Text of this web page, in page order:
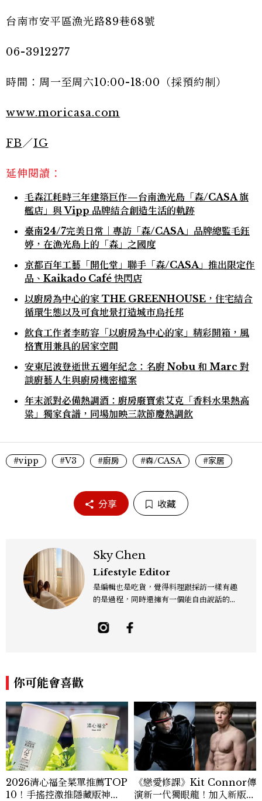
台南市安平區漁光路89巷68號
06-3912277
時間：周一至周六10:00-18:00（採預約制）
www.moricasa.com
FB／IG
延伸閱讀：
毛森江耗時三年建築巨作—台南漁光島「森/CASA 旗
艦店」與 Vipp 品牌結合創造生活的軌跡
臺南24/7完美日常｜專訪「森/CASA」品牌總監毛鈺
婷，在漁光島上的「森」之國度
京都百年工藝「開化堂」聯手「森/CASA」推出限定作
品、Kaikado Café 快閃店
以廚房為中心的家 THE GREENHOUSE，住宅結合
循環生態以及可食地景打造城市烏托邦
飲食工作者李昉容「以廚房為中心的家」精彩開箱，風
格實用兼具的居家空間
安東尼波登逝世五週年紀念：名廚 Nobu 和 Marc 對
談廚藝人生與廚房機密檔案
年末派對必備熱調酒：廚房廢寶索艾克「香料水果熱高
粱」獨家食譜，同場加映三款節慶熱調飲
#vipp #V3 #廚房 #森/CASA #家居
分享 收藏
Sky Chen
Lifestyle Editor
是編輯也是吃貨，覺得料理跟採訪一樣有趣
的是過程，同時還擁有一個能自由說話的地
誌與數位平台，主要企劃與撰寫美食、美
酒、設計與旅遊文化，作品有風格空間、主
你可能會喜歡
2026清心福全菜單推薦TOP
10！手搖控激推隱藏版神
《戀愛修課》Kit Connor傳
演新一代獨眼龍！加入新版